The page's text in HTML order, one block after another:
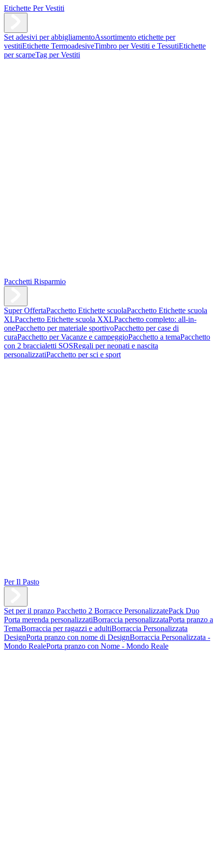
Etichette Per Vestiti
Set adesivi per abbigliamentoAssortimento etichette per
vestitiEtichette TermoadesiveTimbro per Vestiti e TessutiEtichette
per scarpeTag per Vestiti
Pacchetti Risparmio
Super OffertaPacchetto Etichette scuolaPacchetto Etichette scuola
XLPacchetto Etichette scuola XXLPacchetto completo: all-in-
onePacchetto per materiale sportivoPacchetto per case di
curaPacchetto per Vacanze e campeggioPacchetto a temaPacchetto
con 2 braccialetti SOSRegali per neonati e nascita
personalizzatiPacchetto per sci e sport
Per Il Pasto
Set per il pranzo Pacchetto 2 Borracce PersonalizzatePack Duo
Porta merenda personalizzatiBorraccia personalizzataPorta pranzo a
TemaBorraccia per ragazzi e adultiBorraccia Personalizzata
DesignPorta pranzo con nome di DesignBorraccia Personalizzata -
Mondo RealePorta pranzo con Nome - Mondo Reale